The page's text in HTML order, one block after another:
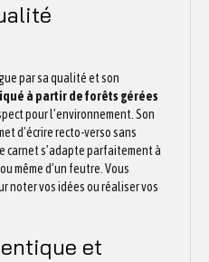
par sa qualité et son
à partir de forêts gérées
pour l’environnement. Son
d’écrire recto-verso sans
carnet s’adapte parfaitement à
même d’un feutre. Vous
noter vos idées ou réaliser vos
et